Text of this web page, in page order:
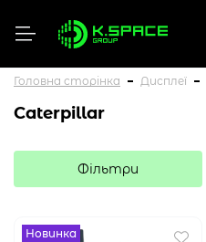
Головна сторінка Дисплеї
Caterpillar
Фільтри
Новинка